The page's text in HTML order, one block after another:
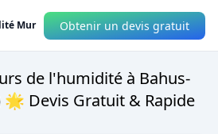
Mur Obtenir un devis gratuit
de l'humidité à Bahus-
🌟 Devis Gratuit & Rapide